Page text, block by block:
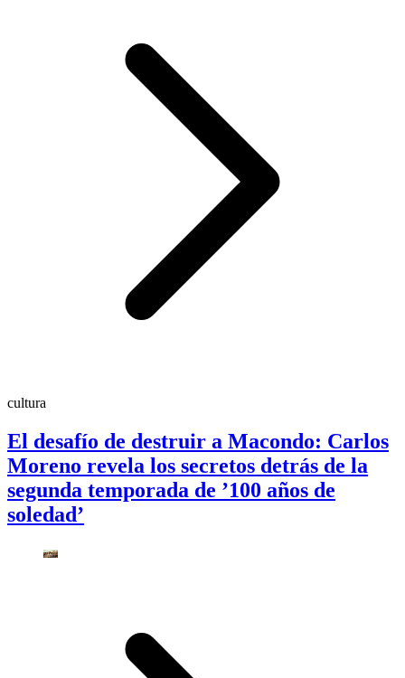
cultura
El desafío de destruir a Macondo: Carlos
Moreno revela los secretos detrás de la
segunda temporada de ’100 años de
soledad’